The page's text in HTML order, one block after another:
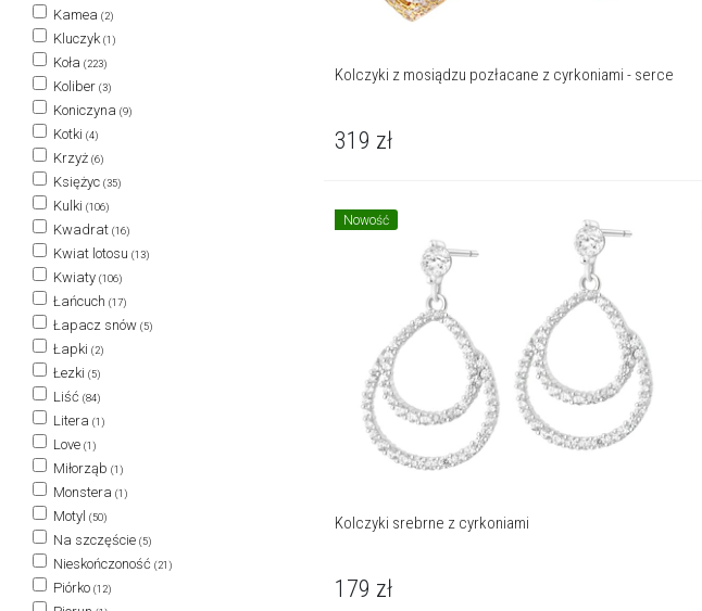
Kamea (2)
Kluczyk (1)
Koła (223)
Koliber (3)
Koniczyna (9)
Kotki (4)
Krzyż (6)
Księżyc (35)
Kulki (106)
Kwadrat (16)
Kwiat lotosu (13)
Kwiaty (106)
Łańcuch (17)
Łapacz snów (5)
Łapki (2)
Łezki (5)
Liść (84)
Litera (1)
Love (1)
Miłorząb (1)
Monstera (1)
Motyl (50)
Na szczęście (5)
Nieskończoność (21)
Piórko (12)
Kolczyki z mosiądzu pozłacane z cyrkoniami - serce
319 zł
Nowość
Kolczyki srebrne z cyrkoniami
179 zł